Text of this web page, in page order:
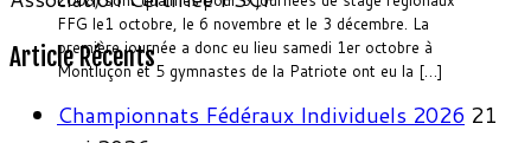
FFG le1 octobre, le 6 novembre et le 3 décembre. La
première journée a donc eu lieu samedi 1er octobre à
Montluçon et 5 gymnastes de la Patriote ont eu la […]
Article Récents
Championnats Fédéraux Individuels 2026 21